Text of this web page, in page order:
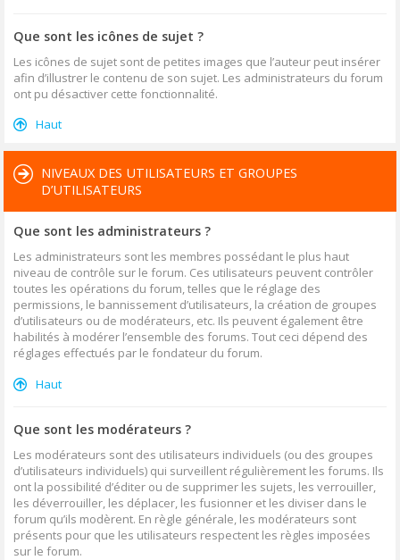
Que sont les icônes de sujet ?
Les icônes de sujet sont de petites images que l’auteur peut insérer
afin d’illustrer le contenu de son sujet. Les administrateurs du forum
ont pu désactiver cette fonctionnalité.
Haut
NIVEAUX DES UTILISATEURS ET GROUPES
D’UTILISATEURS
Que sont les administrateurs ?
Les administrateurs sont les membres possédant le plus haut
niveau de contrôle sur le forum. Ces utilisateurs peuvent contrôler
toutes les opérations du forum, telles que le réglage des
permissions, le bannissement d’utilisateurs, la création de groupes
d’utilisateurs ou de modérateurs, etc. Ils peuvent également être
habilités à modérer l’ensemble des forums. Tout ceci dépend des
réglages effectués par le fondateur du forum.
Haut
Que sont les modérateurs ?
Les modérateurs sont des utilisateurs individuels (ou des groupes
d’utilisateurs individuels) qui surveillent régulièrement les forums. Ils
ont la possibilité d’éditer ou de supprimer les sujets, les verrouiller,
les déverrouiller, les déplacer, les fusionner et les diviser dans le
forum qu’ils modèrent. En règle générale, les modérateurs sont
présents pour que les utilisateurs respectent les règles imposées
sur le forum.